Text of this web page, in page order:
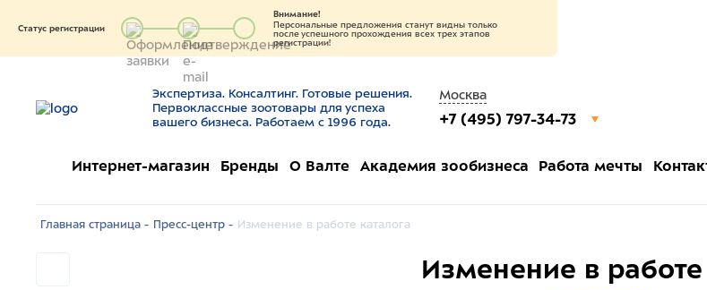
Статус регистрации
Внимание!
Персональные предложения станут видны только
после успешного прохождения всех трех этапов
регистрации!
Экспертиза. Консалтинг. Готовые решения.
Первоклассные зоотовары для успеха
вашего бизнеса. Работаем с 1996 года.
Москва
+7 (495) 797-34-73
Интернет-магазин Бренды О Валте Академия зообизнеса Работа мечты
Главная страница - Пресс-центр - Изменение в работе каталога
Изменение в работе